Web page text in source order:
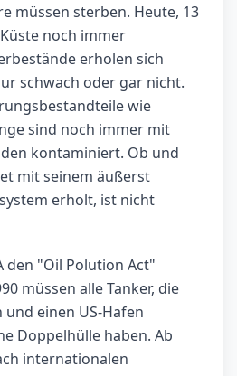
müssen sterben. Heute, 13
noch immer
erholen sich
schwach oder gar nicht.
wie
sind noch immer mit
kontaminiert. Ob und
mit seinem äußerst
erholt, ist nicht
den "Oil Polution Act"
müssen alle Tanker, die
einen US-Hafen
Doppelhülle haben. Ab
internationalen